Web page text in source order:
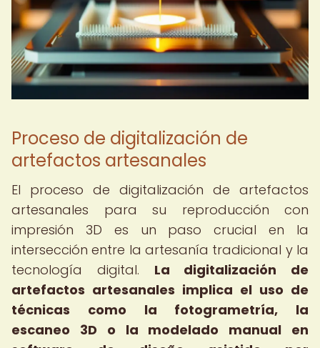
Proceso de digitalización de
artefactos artesanales
El proceso de digitalización de artefactos
artesanales para su reproducción con
impresión 3D es un paso crucial en la
intersección entre la artesanía tradicional y la
tecnología digital. La digitalización de
artefactos artesanales implica el uso de
técnicas como la fotogrametría, la
escaneo 3D o la modelado manual en